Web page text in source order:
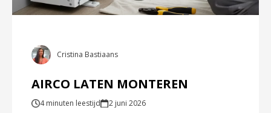
Cristina Bastiaans
AIRCO LATEN MONTEREN
4 minuten leestijd 2 juni 2026